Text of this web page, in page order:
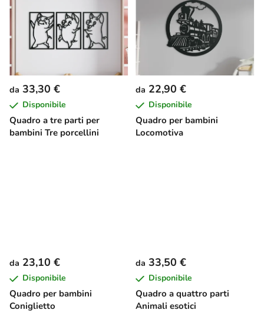
Quadro a tre parti per
bambini Tre porcellini
da 33,30 €
Disponibile
Quadro per bambini
Locomotiva
da 22,90 €
Disponibile
Quadro per bambini
Coniglietto
da 23,10 €
Disponibile
Quadro a quattro parti
Animali esotici
da 33,50 €
Disponibile